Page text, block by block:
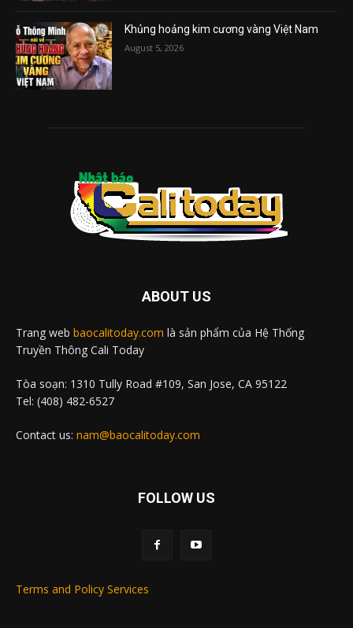
Khủng hoảng kim cương vàng Việt Nam
August 5, 2026
ABOUT US
Trang web baocalitoday.com là sản phẩm của Hệ Thống
Truyền Thông Cali Today
Tòa soạn: 1310 Tully Road #109, San Jose, CA 95122
Tel: (408) 482-6527
Contact us: nam@baocalitoday.com
FOLLOW US
Terms and Policy Services